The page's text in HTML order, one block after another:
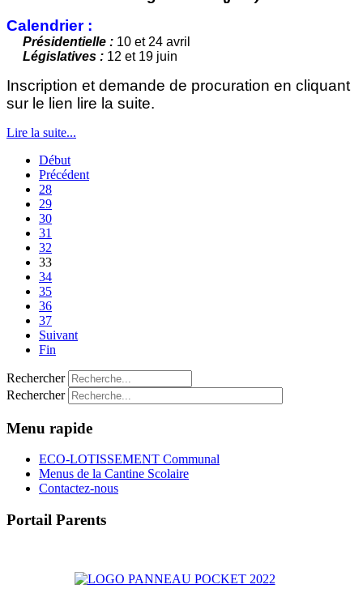
Calendrier :
Présidentielle : 10 et 24 avril
Législatives : 12 et 19 juin
Inscription et demande de procuration en cliquant
sur le lien lire la suite.
Lire la suite...
Début
Précédent
28
29
30
31
32
33
34
35
36
37
Suivant
Fin
Rechercher
Rechercher
Menu rapide
ECO-LOTISSEMENT Communal
Menus de la Cantine Scolaire
Contactez-nous
Portail Parents